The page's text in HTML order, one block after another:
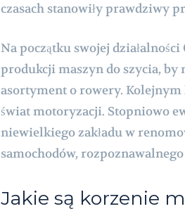
czasach stanowiły prawdziwy
Na początku swojej
produkcji maszyn do szycia, by
asortyment o rowery.
świat motoryzacji. Stopniowo
niewielkiego zakładu w
samochodów, rozpoznawalnego
Jakie są korzenie